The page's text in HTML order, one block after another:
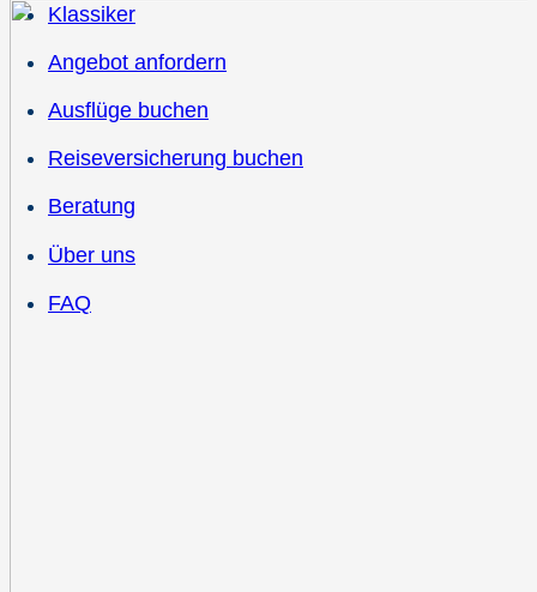
Klassiker
Angebot anfordern
Ausflüge buchen
Reiseversicherung buchen
Beratung
Über uns
FAQ